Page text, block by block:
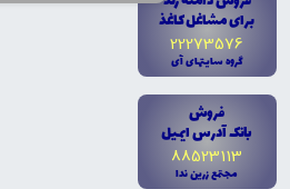
براى مشاغل کاغذ
22273576
گروه سايتهاى آى
فروش
بانک آدرس ايميل
88523113
مجتمع زرين ندا